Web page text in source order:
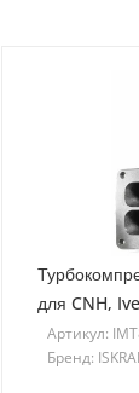
для CNH,
Артикул:
Бренд: